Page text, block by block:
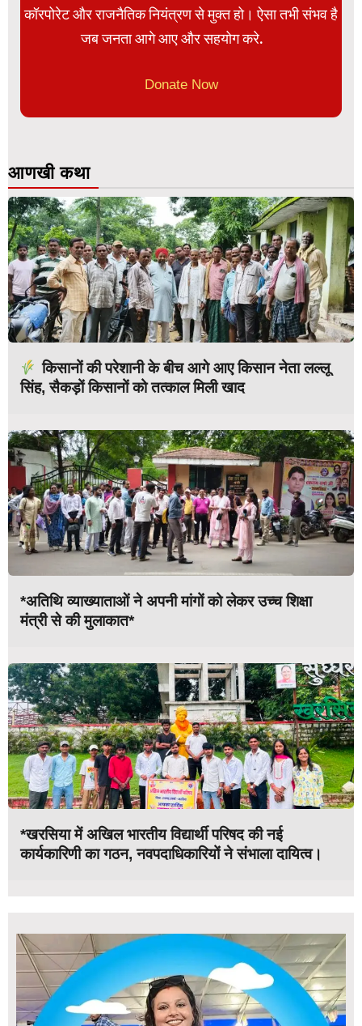
कॉरपोरेट और राजनैतिक नियंत्रण से मुक्त हो। ऐसा तभी संभव है
जब जनता आगे आए और सहयोग करे.
Donate Now
आणखी कथा
किसानों की परेशानी के बीच आगे आए किसान नेता लल्लू
सिंह, सैकड़ों किसानों को तत्काल मिली खाद
*अतिथि व्याख्याताओं ने अपनी मांगों को लेकर उच्च शिक्षा
मंत्री से की मुलाकात*
*खरसिया में अखिल भारतीय विद्यार्थी परिषद की नई
कार्यकारिणी का गठन, नवपदाधिकारियों ने संभाला दायित्व।